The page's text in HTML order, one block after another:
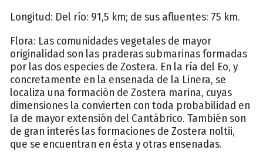
Longitud: Del río: 91,5 km; de sus afluentes: 75 km.
Flora: Las comunidades vegetales de mayor
originalidad son las praderas submarinas formadas
por las dos especies de Zostera. En la ría del Eo, y
concretamente en la ensenada de la Linera, se
localiza una formación de Zostera marina, cuyas
dimensiones la convierten con toda probabilidad en
la de mayor extensión del Cantábrico. También son
de gran interés las formaciones de Zostera noltii,
que se encuentran en ésta y otras ensenadas.